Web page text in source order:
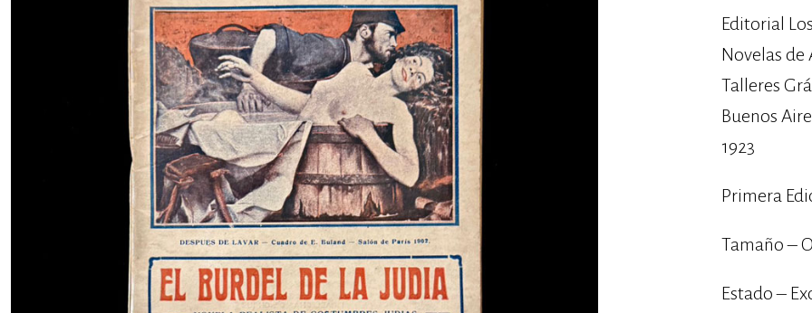
Editorial
Novelas de
Talleres
Buenos
1923
Primera
Tamaño –
Estado –